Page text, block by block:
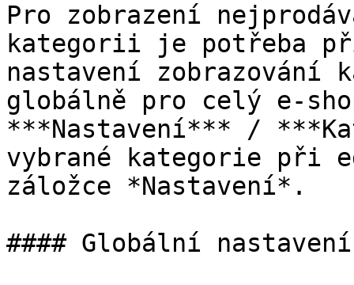
Pro zobrazení
kategorii je potřeba
nastavení zobrazování
globálně pro celý e-
***Nastavení*** /
vybrané kategorie
záložce *Nastavení*.
#### Globální